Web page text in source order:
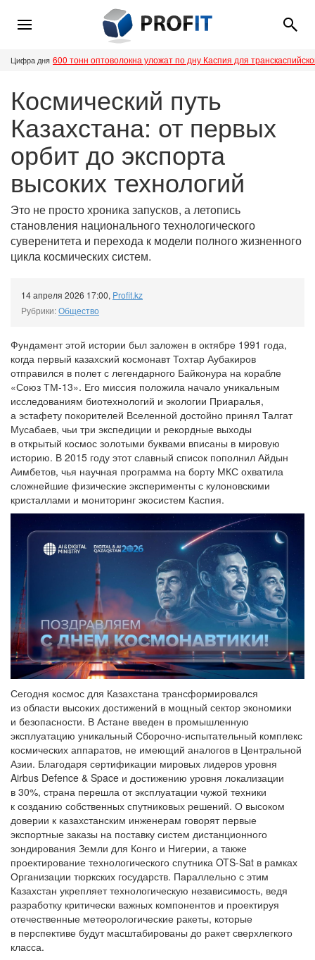
Цифра дня 600 тонн оптоволокна уложат по дну Каспия для
Космический путь
Казахстана: от первых
орбит до экспорта
высоких технологий
Это не просто хроника запусков, а летопись
становления национального технологического
суверенитета и перехода к модели полного жизненного
цикла космических систем.
14 апреля 2026 17:00, Profit.kz
Рубрики:Общество
Фундамент этой истории был заложен в октябре 1991 года,
когда первый казахский космонавт Тохтар Аубакиров
отправился в полет с легендарного Байконура на корабле
«Союз ТМ-13». Его миссия положила начало уникальным
исследованиям биотехнологий и экологии Приаралья,
а эстафету покорителей Вселенной достойно принял Талгат
Мусабаев, чьи три экспедиции и рекордные выходы
в открытый космос золотыми буквами вписаны в мировую
историю. В 2015 году этот славный список пополнил Айдын
Аимбетов, чья научная программа на борту МКС охватила
сложнейшие физические эксперименты с кулоновскими
кристаллами и мониторинг экосистем Каспия.
Сегодня космос для Казахстана трансформировался
из области высоких достижений в мощный сектор экономики
и безопасности. В Астане введен в промышленную
эксплуатацию уникальный Сборочно-испытательный комплекс
космических аппаратов, не имеющий аналогов в Центральной
Азии. Благодаря сертификации мировых лидеров уровня
Airbus Defence & Space и достижению уровня локализации
в 30%, страна перешла от эксплуатации чужой техники
к созданию собственных спутниковых решений. О высоком
доверии к казахстанским инженерам говорят первые
экспортные заказы на поставку систем дистанционного
зондирования Земли для Конго и Нигерии, а также
проектирование технологического спутника OTS-Sat в рамках
Организации тюркских государств. Параллельно с этим
Казахстан укрепляет технологическую независимость, ведя
разработку критически важных компонентов и проектируя
отечественные метеорологические ракеты, которые
в перспективе будут масштабированы до ракет сверхлегкого
класса.